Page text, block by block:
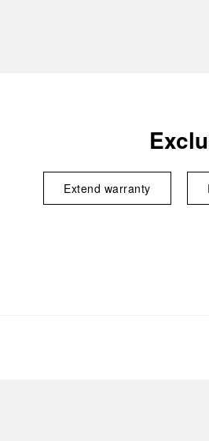
Extend warranty